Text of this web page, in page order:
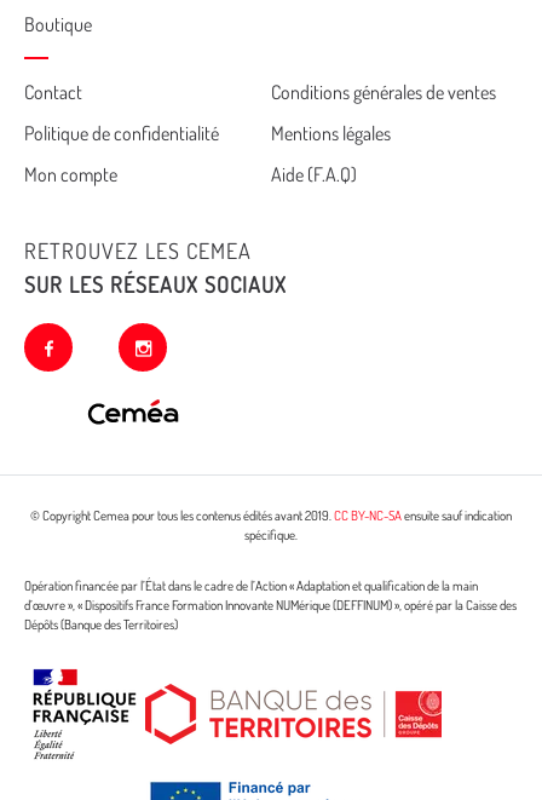
Boutique
Cemea
footer
Contact
Conditions générales de ventes
Politique de confidentialité
Mentions légales
Mon compte
Aide (F.A.Q)
RETROUVEZ LES CEMEA
SUR LES RÉSEAUX SOCIAUX
facebook instagram
© Copyright Cemea pour tous les contenus édités avant 2019.CC BY-NC-SAensuite sauf indication
spécifique.
Opération financée par l’État dans le cadre de l’Action « Adaptation et qualification de la main
d’œuvre », « Dispositifs France Formation Innovante NUMérique (DEFFINUM) », opéré par la Caisse des
Dépôts (Banque des Territoires)